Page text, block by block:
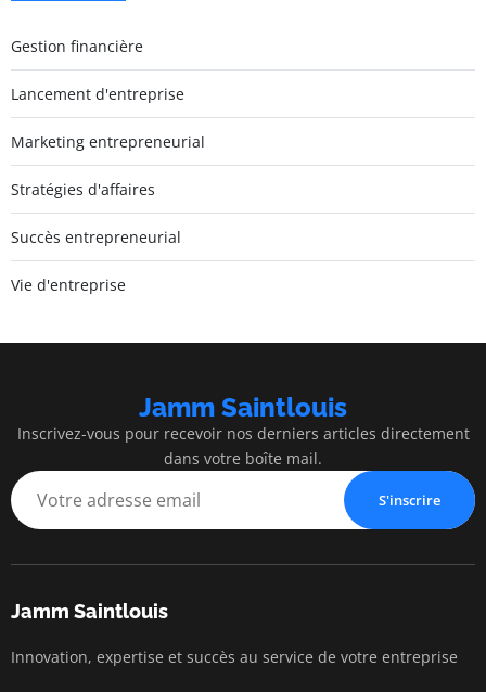
Gestion financière
Lancement d'entreprise
Marketing entrepreneurial
Stratégies d'affaires
Succès entrepreneurial
Vie d'entreprise
Jamm Saintlouis
Inscrivez-vous pour recevoir nos derniers articles directement
dans votre boîte mail.
S'inscrire
Jamm Saintlouis
Innovation, expertise et succès au service de votre entreprise